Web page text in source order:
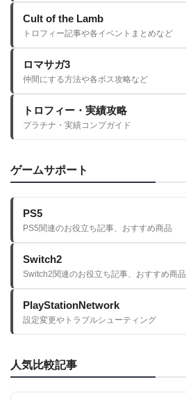
Cult of the Lamb
トロフィー記事や各イベントまとめなど
ロマサガ3
仲間にする方法や各ボス攻略など
トロフィー・実績攻略
プラチナ・実績コンプガイド
ゲームサポート
PS5
PS5関連のお役立ち記事、おすすめ商品
Switch2
Switch2関連のお役立ち記事、おすすめ商品
PlayStationNetwork
設定変更やトラブルシューティング
人気比較記事